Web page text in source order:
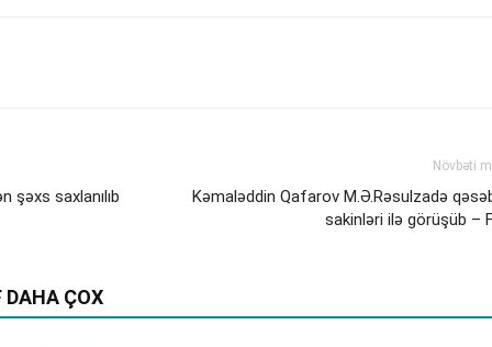
şəxs saxlanılıb
Növbəti
Kəmaləddin Qafarov M.Ə.Rəsulzadə
sakinləri ilə görüşüb –
ÇOX